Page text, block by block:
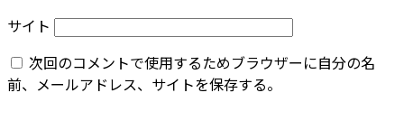
サイト
次回のコメントで使用するためブラウザーに自分の名
前、メールアドレス、サイトを保存する。